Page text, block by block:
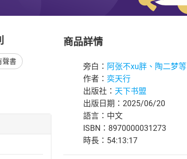
聲書
商品詳情
旁白： 阿张不xu胖、陶二梦等
作者： 奕天行
出版社： 天下书盟
出版日期：2025/06/20
語言：中文
ISBN：8970000031273
時長：54:13:17